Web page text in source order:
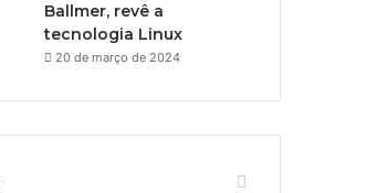
Ballmer, revê a
tecnologia Linux
20 de março de 2024